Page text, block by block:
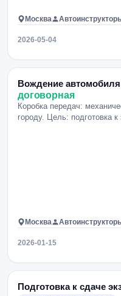
Москва
2026-05-04
Вождение автомобиля
договорная
Коробка передач:
городу. Цель: подготовка
Москва
2026-01-15
Подготовка к сдаче